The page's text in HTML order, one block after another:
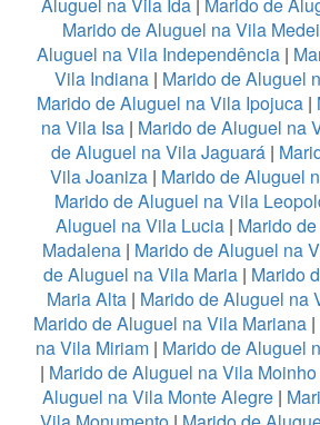
Marido de Aluguel na Vila
Aluguel na Vila Independência|
Vila Indiana | Marido de Aluguel
Marido de Aluguel na Vila Ipojuca |
na Vila Isa | Marido de Aluguel na
de Aluguel na Vila Jaguará|
Vila Joaniza| Marido de Aluguel
Marido de Aluguel na Vila
Aluguel na Vila Lucia | Marido
Madalena | Marido de Aluguel na
de Aluguel na Vila Maria| Marido
Maria Alta| Marido de Aluguel na
Marido de Aluguel na Vila Mariana |
na Vila Miriam | Marido de Aluguel
| Marido de Aluguel na Vila
Aluguel na Vila Monte Alegre |